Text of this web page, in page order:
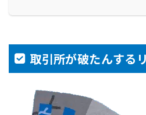
取引所が破たんする